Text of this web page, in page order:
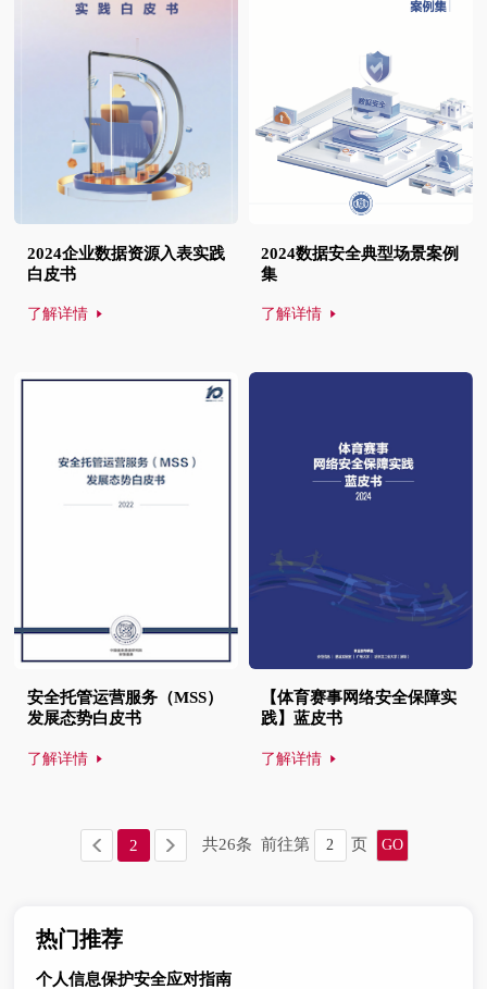
2024企业数据资源入表实践
白皮书
了解详情
2024数据安全典型场景案例
集
了解详情
安全托管运营服务（MSS）
发展态势白皮书
了解详情
【体育赛事网络安全保障实
践】蓝皮书
了解详情
2 共26条 前往第 页
热门推荐
个人信息保护安全应对指南